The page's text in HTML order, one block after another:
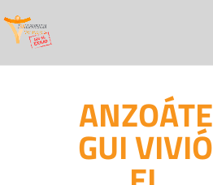
ANZOÁTE
GUI VIVIÓ